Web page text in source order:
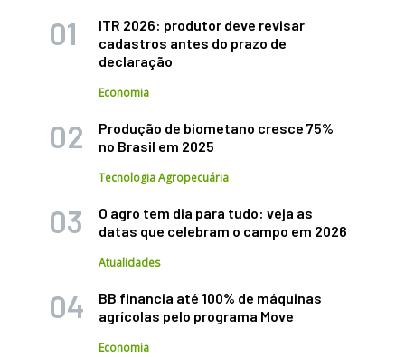
ITR 2026: produtor deve revisar
cadastros antes do prazo de
declaração
Economia
Produção de biometano cresce 75%
no Brasil em 2025
Tecnologia Agropecuária
O agro tem dia para tudo: veja as
datas que celebram o campo em 2026
Atualidades
BB financia até 100% de máquinas
agrícolas pelo programa Move
Economia